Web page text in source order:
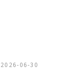
2026-06-30